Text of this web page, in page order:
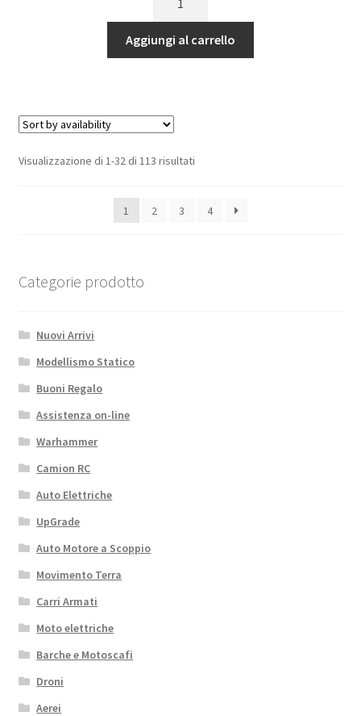
IN
ALLUMINIO
2
PEZZI
blu
1/10
Aggiungi al carrello
Visualizzazione di 1-32 di 113 risultati
1 2 3 4
Categorie prodotto
Nuovi Arrivi
Modellismo Statico
Buoni Regalo
Assistenza on-line
Warhammer
Camion RC
Auto Elettriche
UpGrade
Auto Motore a Scoppio
Movimento Terra
Carri Armati
Moto elettriche
Barche e Motoscafi
Droni
Aerei